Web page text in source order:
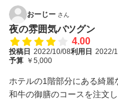
おーじー さん
夜の雰囲気バツグン
4.00
投稿日 2022/10/08利用日 2022/
予算 ￥5,000
ホテルの1階部分にある綺麗
和牛の御膳のコースを注文し